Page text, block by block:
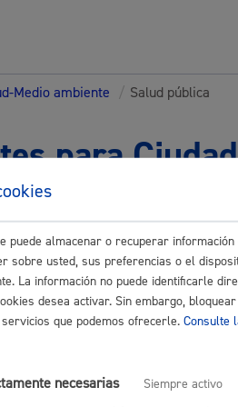
Medio ambiente / Salud pública
para
quejas de consumo
toxiinfección alimentaria * Online
puede almacenar o recuperar
sobre usted, sus preferencias o el
La información no puede identificarle
desea activar. Sin embargo,
que podemos ofrecerle. Consulte
necesarias
Siempre activo